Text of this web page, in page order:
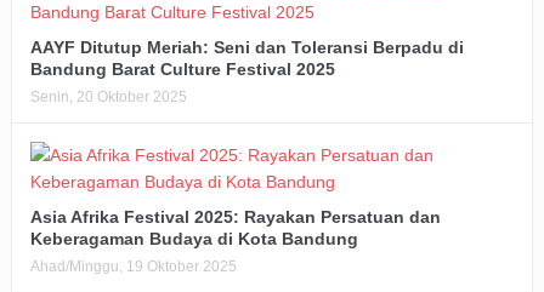
AAYF Ditutup Meriah: Seni dan Toleransi Berpadu di
Bandung Barat Culture Festival 2025
Senin, 20 Oktober 2025
Asia Afrika Festival 2025: Rayakan Persatuan dan
Keberagaman Budaya di Kota Bandung
Ahad/Minggu, 19 Oktober 2025